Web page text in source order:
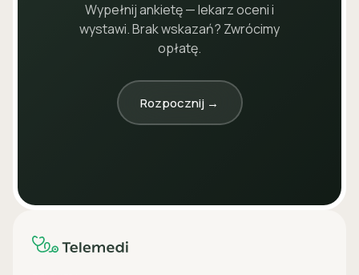
Wypełnij ankietę — lekarz oceni i
wystawi. Brak wskazań? Zwrócimy
opłatę.
Rozpocznij →